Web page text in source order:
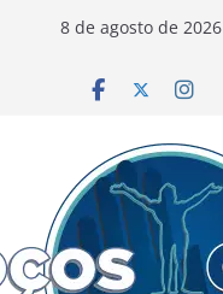
8 de agosto de 2026